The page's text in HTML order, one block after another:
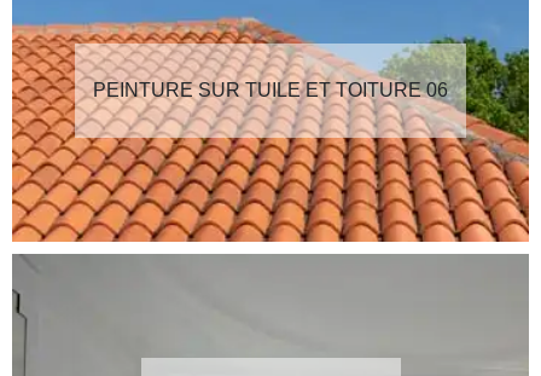
PEINTURE SUR TUILE ET TOITURE 06